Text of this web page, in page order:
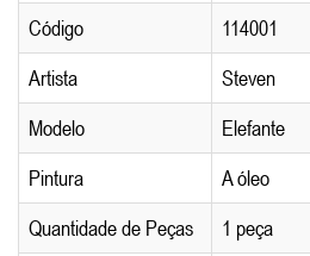
Código
114001
Artista
Steven
Modelo
Elefante
Pintura
A óleo
Quantidade de Peças
1 peça